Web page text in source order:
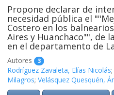
Propone declarar de
necesidad pública el
Costero en los
Aires y Huanchaco"", de
en el departamento de
Autores 3
Rodríguez Zavaleta, Elías Nicolás;
Milagros; Velásquez Quesquén,